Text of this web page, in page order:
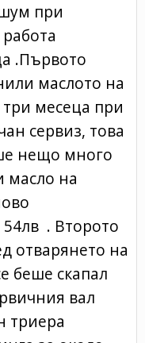
при
.Първото
маслото на
три месеца при
сервиз, това
нещо много
масло на
. Второто
отварянето на
беше скапал
вал
триера